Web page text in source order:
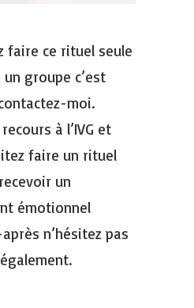
faire ce rituel seule
groupe c’est
moi.
à l’IVG et
faire un rituel
un
émotionnel
n’hésitez pas